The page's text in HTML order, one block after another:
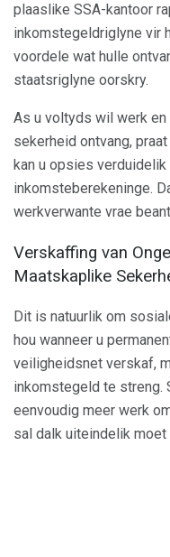
plaaslike SSA-kantoor
inkomstegeldriglyne vir
voordele wat hulle
staatsriglyne oorskry.
As u voltyds wil werk
sekerheid ontvang,
kan u opsies
inkomsteberekeninge.
werkverwante vrae
Verskaffing van
Maatskaplike
Dit is natuurlik om
hou wanneer u
veiligheidsnet verskaf,
inkomstegeld te streng.
eenvoudig meer werk
sal dalk uiteindelik